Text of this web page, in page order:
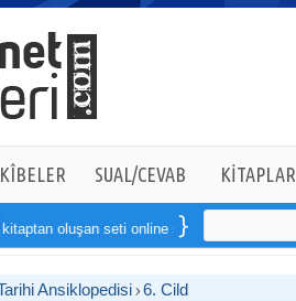
SUAL/CEVAB KİTAPLAR
seti online sipariş verebilirsiniz
Ansiklopedisi 6. Cild